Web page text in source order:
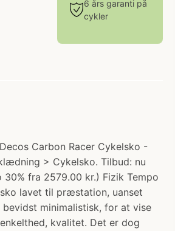
6 års garanti på
cykler
Carbon Racer Cykelsko -
> Cykelsko. Tilbud: nu
30% fra 2579.00 kr.) Fizik Tempo
lavet til præstation, uanset
bevidst minimalistisk, for at vise
kvalitet. Det er dog